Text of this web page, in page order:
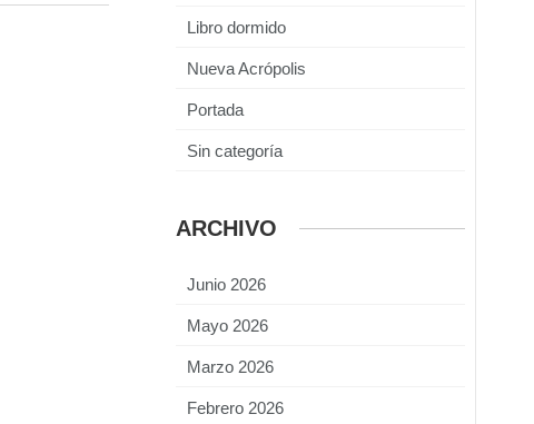
Libro dormido
Nueva Acrópolis
Portada
Sin categoría
ARCHIVO
Junio 2026
Mayo 2026
Marzo 2026
Febrero 2026